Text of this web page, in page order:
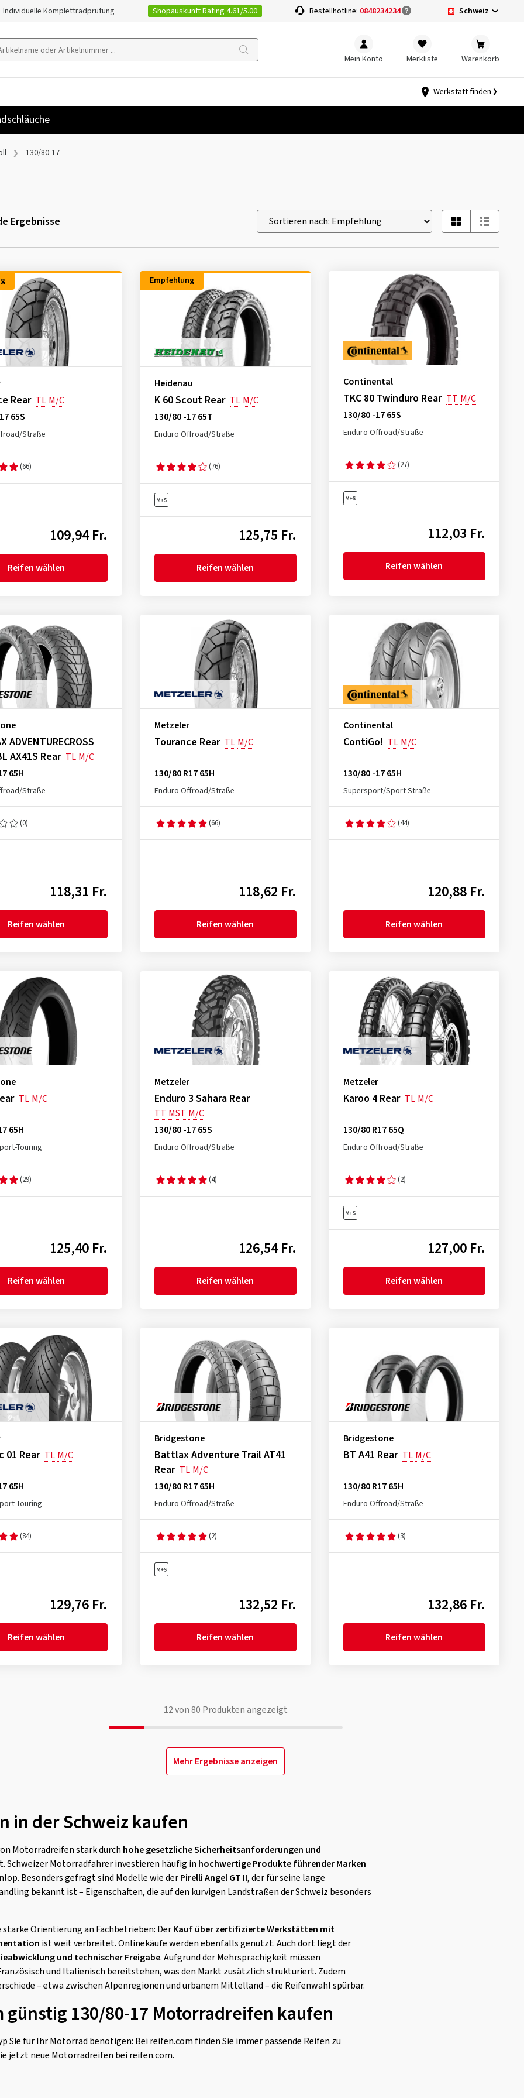
Individuelle Komplettradprüfung Shopauskunft Rating 4.61/5.00 Bestellhotline: 0848234234 Schweiz
Mein Konto Merkliste Warenkorb
Werkstatt finden
130/80-17
Ergebnisse
Rear TL M/C
65S
Straße
(66)
109,94 Fr.
Reifen wählen
Empfehlung
Heidenau
K 60 Scout Rear TL M/C
130/80 -17 65T
Enduro Offroad/Straße
(76)
125,75 Fr.
Reifen wählen
Continental
TKC 80 Twinduro Rear TT M/C
130/80 -17 65S
Enduro Offroad/Straße
(27)
112,03 Fr.
Reifen wählen
ADVENTURECROSS
AX41S Rear TL M/C
65H
Straße
(0)
118,31 Fr.
Reifen wählen
Metzeler
Tourance Rear TL M/C
130/80 R17 65H
Enduro Offroad/Straße
(66)
118,62 Fr.
Reifen wählen
Continental
ContiGo! TL M/C
130/80 -17 65H
Supersport/Sport Straße
(44)
120,88 Fr.
Reifen wählen
TL M/C
65H
Touring
(29)
125,40 Fr.
Reifen wählen
Metzeler
Enduro 3 Sahara Rear
TT MST M/C
130/80 -17 65S
Enduro Offroad/Straße
(4)
126,54 Fr.
Reifen wählen
Metzeler
Karoo 4 Rear TL M/C
130/80 R17 65Q
Enduro Offroad/Straße
(2)
127,00 Fr.
Reifen wählen
01 Rear TL M/C
65H
Touring
(84)
129,76 Fr.
Reifen wählen
Bridgestone
Battlax Adventure Trail AT41
Rear TL M/C
130/80 R17 65H
Enduro Offroad/Straße
(2)
132,52 Fr.
Reifen wählen
Bridgestone
BT A41 Rear TL M/C
130/80 R17 65H
Enduro Offroad/Straße
(3)
132,86 Fr.
Reifen wählen
12von80 Produkten angezeigt
Mehr Ergebnisse anzeigen
in der Schweiz kaufen
Motorradreifen stark durch hohe gesetzliche Sicherheitsanforderungen und
Schweizer Motorradfahrer investieren häufig in hochwertige Produkte führender Marken
Besonders gefragt sind Modelle wie derPirelli Angel GT II, der für seine lange
bekannt ist – Eigenschaften, die auf den kurvigen Landstraßen der Schweiz besonders
Orientierung an Fachbetrieben: DerKauf über zertifizierte Werkstätten mit
ist weit verbreitet. Onlinekäufe werden ebenfalls genutzt. Auch dort liegt der
und technischer Freigabe. Aufgrund der Mehrsprachigkeit müssen
und Italienisch bereitstehen, was den Markt zusätzlich strukturiert. Zudem
– etwa zwischen Alpenregionen und urbanem Mittelland – die Reifenwahl spürbar.
günstig 130/80-17 Motorradreifen kaufen
Sie für Ihr Motorrad benötigen: Bei reifen.com finden Sie immer passende Reifen zu
jetzt neue Motorradreifen bei reifen.com.